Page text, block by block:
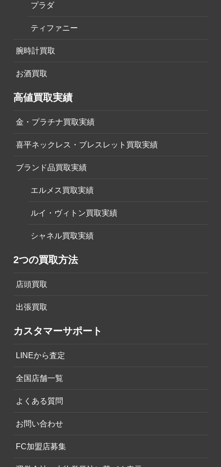
プラダ
ティファニー
腕時計買取
お酒買取
高値買取実績
金・プラチナ買取実績
喜平ネックレス・ブレスレット買取実績
ブランド品買取実績
エルメス買取実績
ルイ・ヴィトン買取実績
シャネル買取実績
2つの買取方法
店頭買取
出張買取
カスタマーサポート
LINEから査定
全国店舗一覧
よくある質問
お問い合わせ
FC加盟店募集